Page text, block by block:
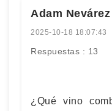
Adam Nevárez
2025-10-18 18:07:43
Respuestas : 13
¿Qué vino